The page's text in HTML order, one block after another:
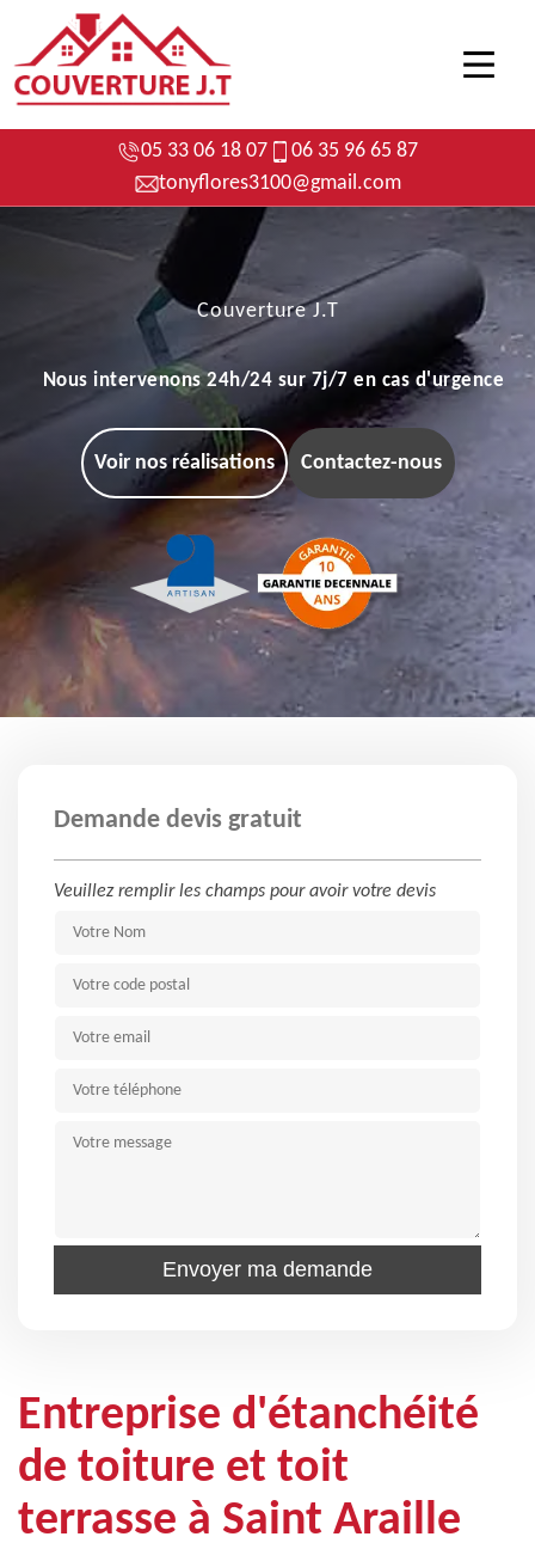
05 33 06 18 07
06 35 96 65 87
tonyflores3100@gmail.com
Couverture J.T
Nous intervenons 24h/24 sur 7j/7 en cas d'urgence
Voir nos réalisations Contactez-nous
Demande devis gratuit
Veuillez remplir les champs pour avoir votre devis
Entreprise d'étanchéité
de toiture et toit
terrasse à Saint Araille